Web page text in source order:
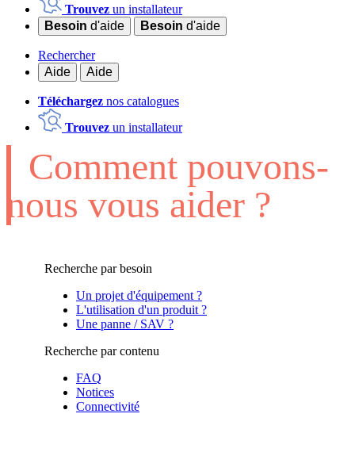
Trouvez un installateur
Besoin d'aide Besoin d'aide
Rechercher
Aide
Aide
Téléchargez nos catalogues
Trouvez un installateur
Comment pouvons-
nous vous aider ?
Recherche par besoin
Un projet d'équipement ?
L'utilisation d'un produit ?
Une panne / SAV ?
Recherche par contenu
FAQ
Notices
Connectivité